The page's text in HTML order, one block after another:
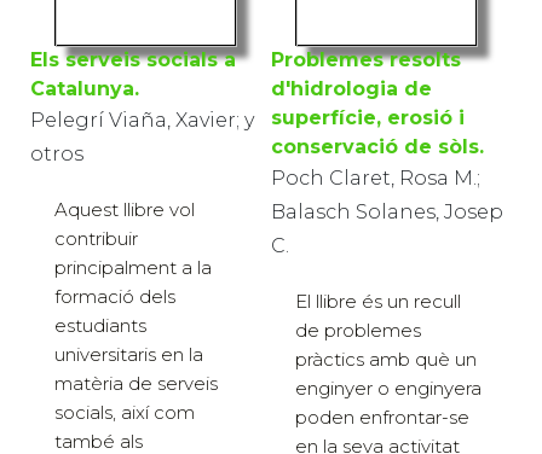
Els serveis socials a
Catalunya.
Pelegrí Viaña, Xavier; y
otros
Aquest llibre vol
contribuir
principalment a la
formació dels
Problemes resolts
d'hidrologia de
conservació de sòls.
Poch Claret, Rosa M.;
Balasch Solanes, Josep